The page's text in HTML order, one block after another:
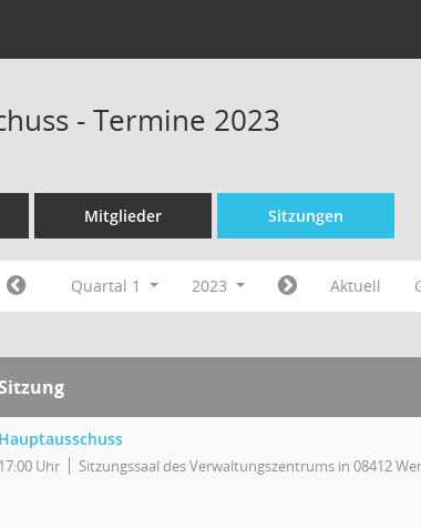
- Termine 2023
Mitglieder Sitzungen
Quartal 1 2023 Aktuell
Hauptausschuss
17:00 Uhr Sitzungssaal des Verwaltungszentrums in 08412